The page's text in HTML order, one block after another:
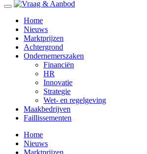
Home
Nieuws
Marktprijzen
Achtergrond
Ondernemerszaken
Financiën
HR
Innovatie
Strategie
Wet- en regelgeving
Maakbedrijven
Faillissementen
Home
Nieuws
Marktprijzen